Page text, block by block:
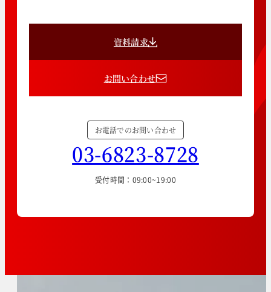
資料請求
お問い合わせ
お電話でのお問い合わせ
03-6823-8728
受付時間：09:00~19:00